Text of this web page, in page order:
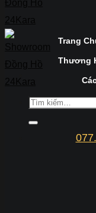
Trang
Thương